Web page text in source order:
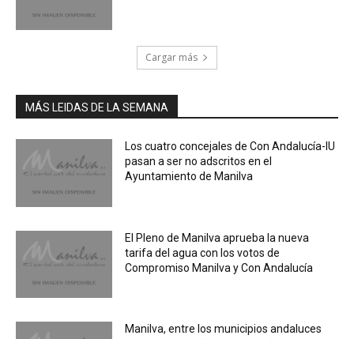
Cargar más
MÁS LEIDAS DE LA SEMANA
Los cuatro concejales de Con Andalucía-IU
pasan a ser no adscritos en el
Ayuntamiento de Manilva
El Pleno de Manilva aprueba la nueva
tarifa del agua con los votos de
Compromiso Manilva y Con Andalucía
Manilva, entre los municipios andaluces